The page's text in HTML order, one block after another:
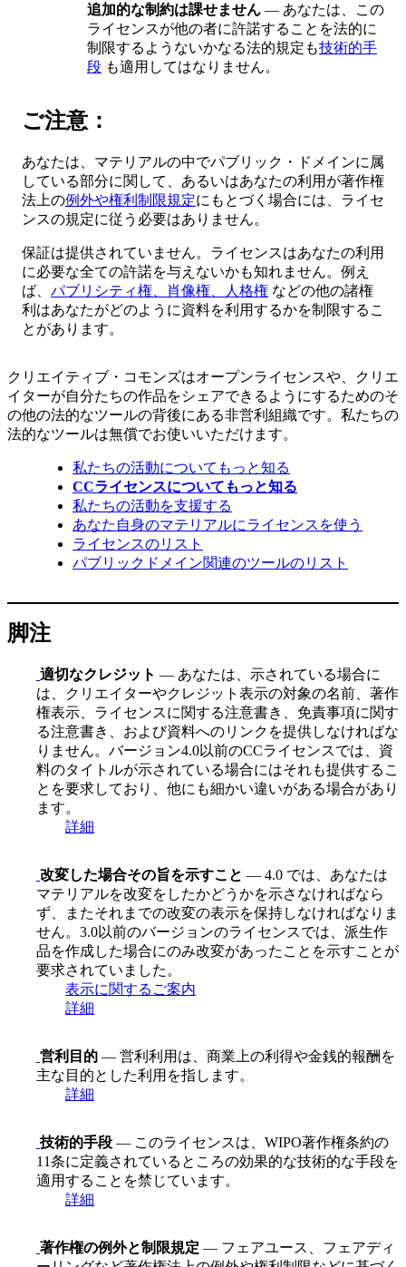
追加的な制約は課せません — あなたは、この
ライセンスが他の者に許諾することを法的に
制限するようないかなる法的規定も技術的手
段 も適用してはなりません。
ご注意：
あなたは、マテリアルの中でパブリック・ドメインに属
している部分に関して、あるいはあなたの利用が著作権
法上の例外や権利制限規定にもとづく場合には、ライセ
ンスの規定に従う必要はありません。
保証は提供されていません。ライセンスはあなたの利用
に必要な全ての許諾を与えないかも知れません。例え
ば、 パブリシティ権、肖像権、人格権 などの他の諸権
利はあなたがどのように資料を利用するかを制限するこ
とがあります。
クリエイティブ・コモンズはオープンライセンスや、クリエ
イターが自分たちの作品をシェアできるようにするためのそ
の他の法的なツールの背後にある非営利組織です。私たちの
法的なツールは無償でお使いいただけます。
私たちの活動についてもっと知る
CCライセンスについてもっと知る
私たちの活動を支援する
あなた自身のマテリアルにライセンスを使う
ライセンスのリスト
パブリックドメイン関連のツールのリスト
脚注
適切なクレジット — あなたは、示されている場合に
は、クリエイターやクレジット表示の対象の名前、著作
権表示、ライセンスに関する注意書き、免責事項に関す
る注意書き、および資料へのリンクを提供しなければな
りません。バージョン4.0以前のCCライセンスでは、資
料のタイトルが示されている場合にはそれも提供するこ
とを要求しており、他にも細かい違いがある場合があり
ます。
詳細
改変した場合その旨を示すこと — 4.0 では、あなたは
マテリアルを改変をしたかどうかを示さなければなら
ず、またそれまでの改変の表示を保持しなければなりま
せん。3.0以前のバージョンのライセンスでは、派生作
品を作成した場合にのみ改変があったことを示すことが
要求されていました。
表示に関するご案内
詳細
営利目的 — 営利利用は、商業上の利得や金銭的報酬を
主な目的とした利用を指します。
詳細
技術的手段 — このライセンスは、WIPO著作権条約の
11条に定義されているところの効果的な技術的な手段を
適用することを禁じています。
詳細
著作権の例外と制限規定 — フェアユース、フェアディ